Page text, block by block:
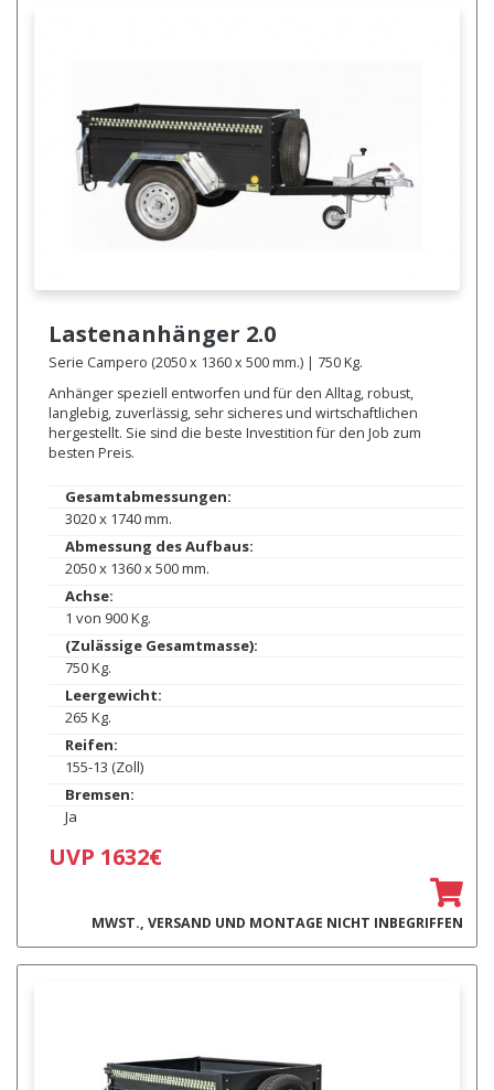
Lastenanhänger 2.0
Serie Campero (2050 x 1360 x 500 mm.) | 750 Kg.
Anhänger speziell entworfen und für den Alltag, robust,
langlebig, zuverlässig, sehr sicheres und wirtschaftlichen
hergestellt. Sie sind die beste Investition für den Job zum
besten Preis.
Gesamtabmessungen:
3020 x 1740 mm.
Abmessung des Aufbaus:
2050 x 1360 x 500 mm.
Achse:
1 von 900 Kg.
(Zulässige Gesamtmasse):
750 Kg.
Leergewicht:
265 Kg.
Reifen:
155-13 (Zoll)
Bremsen:
Ja
UVP 1632€
MWST., VERSAND UND MONTAGE NICHT INBEGRIFFEN